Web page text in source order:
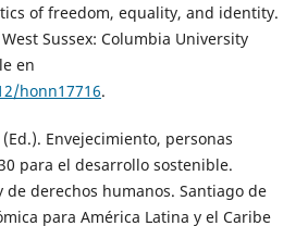
of freedom, equality, and identity.
Sussex: Columbia University
en
honn17716.
(Ed.). Envejecimiento, personas
para el desarrollo sostenible.
de derechos humanos. Santiago de
para América Latina y el Caribe